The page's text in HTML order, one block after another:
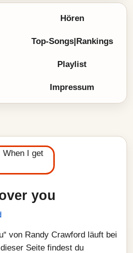
Hören
Top-Songs|Rankings
Playlist
Impressum
you
von Randy Crawford läuft bei
Seite findest du